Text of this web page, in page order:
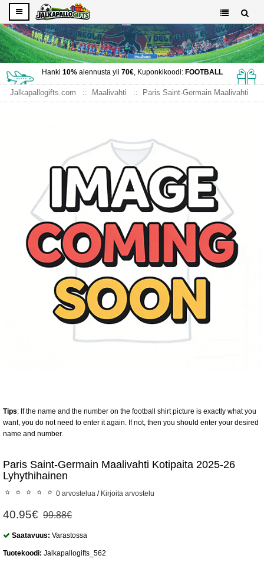
Hanki 10%alennusta yli 70€, Kuponkikoodi: FOOTBALL
Jalkapallogifts.com Maalivahti
Paris Saint-Germain Maalivahti
Tips: If the name and the number on the football shirt picture is exactly what you
want, you do not need to enter it again. If not, then you should enter your desired
name and number.
Paris Saint-Germain Maalivahti Kotipaita 2025-26
Lyhythihainen
0 arvostelua / Kirjoita arvostelu
40.95€ 99.88€
Saatavuus: Varastossa
Tuotekoodi: Jalkapallogifts_562